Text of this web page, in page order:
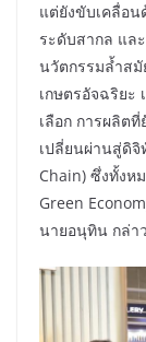
แต่ยังขับเคลื่อ
ระดับสากล แล
นวัตกรรมล้ำสมั
เกษตรอัจฉริยะ
เลือก การผลิต
เปลี่ยนผ่านสู่ดิ
Chain) ซึ่งทั้งห
Green
นายอนุทิน กล่าว